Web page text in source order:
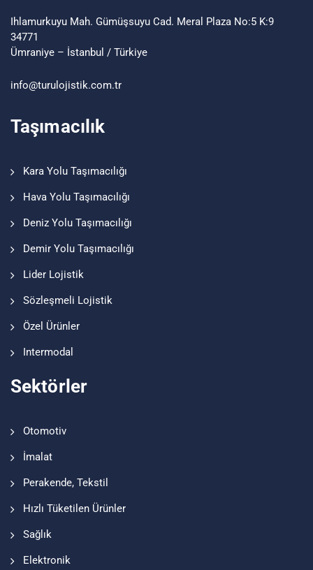
Ihlamurkuyu Mah. Gümüşsuyu Cad. Meral Plaza No:5 K:9
34771
Ümraniye – İstanbul / Türkiye
info@turu lojistik.com.tr
Taşımacılık
Kara Yolu Taşımacılığı
Hava Yolu Taşımacılığı
Deniz Yolu Taşımacılığı
Demir Yolu Taşımacılığı
Lider Lojistik
Sözleşmeli Lojistik
Özel Ürünler
Intermodal
Sektörler
Otomotiv
İmalat
Perakende, Tekstil
Hızlı Tüketilen Ürünler
Sağlık
Elektronik